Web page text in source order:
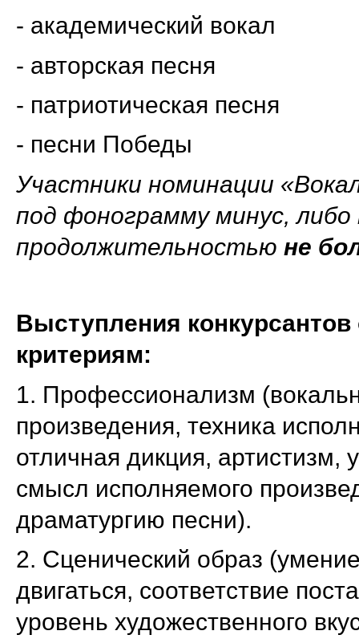
- академический вокал
- авторская песня
- патриотическая песня
- песни Победы
Участники номинации
под фонограмму минус,
продолжительностью не
Выступления
критериям:
1. Профессионализм
произведения, техника
отличная дикция,
смысл исполняемого
драматургию песни).
2. Сценический образ
двигаться, соответствие
уровень художественного